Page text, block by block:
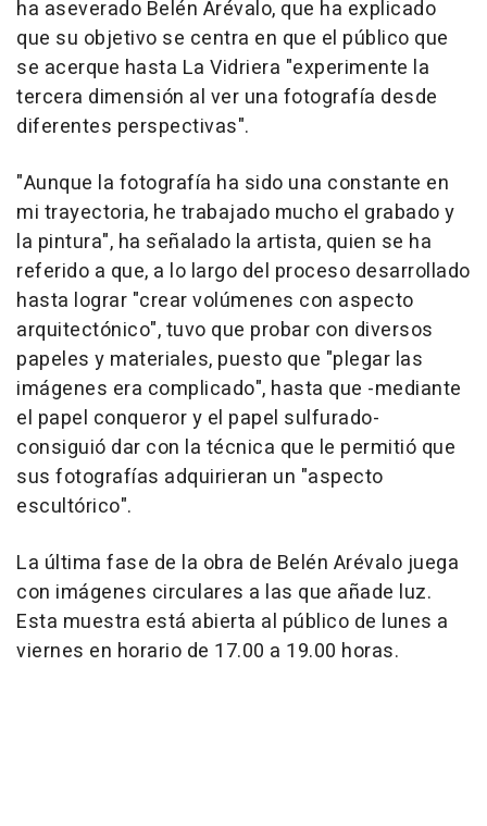
ha aseverado Belén Arévalo, que ha explicado
que su objetivo se centra en que el público que
se acerque hasta La Vidriera "experimente la
tercera dimensión al ver una fotografía desde
diferentes perspectivas".
"Aunque la fotografía ha sido una constante en
mi trayectoria, he trabajado mucho el grabado y
la pintura", ha señalado la artista, quien se ha
referido a que, a lo largo del proceso desarrollado
hasta lograr "crear volúmenes con aspecto
arquitectónico", tuvo que probar con diversos
papeles y materiales, puesto que "plegar las
imágenes era complicado", hasta que -mediante
el papel conqueror y el papel sulfurado-
consiguió dar con la técnica que le permitió que
sus fotografías adquirieran un "aspecto
escultórico".
La última fase de la obra de Belén Arévalo juega
con imágenes circulares a las que añade luz.
Esta muestra está abierta al público de lunes a
viernes en horario de 17.00 a 19.00 horas.